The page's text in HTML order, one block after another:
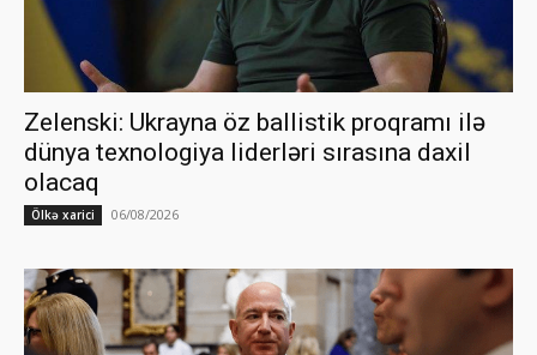
Zelenski: Ukrayna öz ballistik proqramı ilə
dünya texnologiya liderləri sırasına daxil
olacaq
Ölkə xarici 06/08/2026